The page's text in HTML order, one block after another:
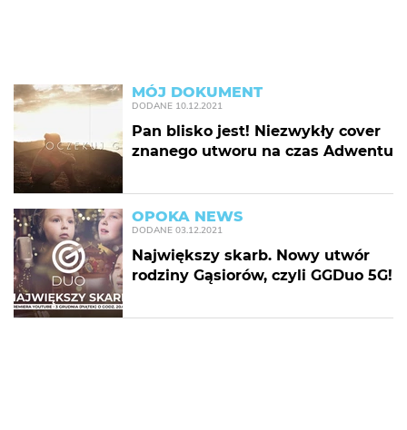
MÓJ DOKUMENT
DODANE 10.12.2021
Pan blisko jest! Niezwykły cover
znanego utworu na czas Adwentu
OPOKA NEWS
DODANE 03.12.2021
Największy skarb. Nowy utwór
rodziny Gąsiorów, czyli GGDuo 5G!